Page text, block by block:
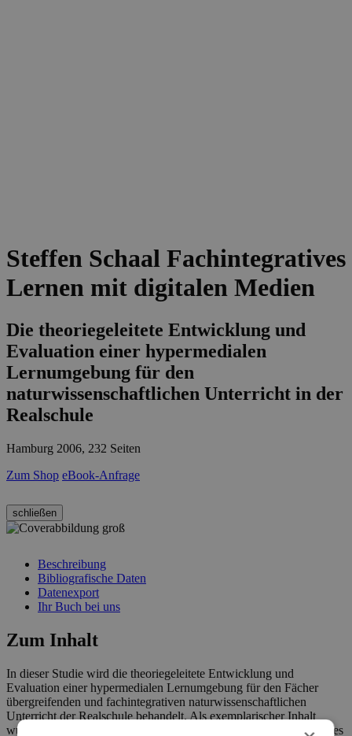
Steffen Schaal Fachintegratives
Lernen mit digitalen Medien
Die theoriegeleitete Entwicklung und
Evaluation einer hypermedialen
Lernumgebung für den
naturwissenschaftlichen Unterricht in der
Realschule
Hamburg 2006, 232 Seiten
Zum Shop eBook-Anfrage
schließen
Beschreibung
Bibliografische Daten
Datenexport
Ihr Buch bei uns
Zum Inhalt
In dieser Studie wird die theoriegeleitete Entwicklung und
Evaluation einer hypermedialen Lernumgebung für den Fächer
übergreifenden und fachintegrativen naturwissenschaftlichen
Unterricht der Realschule behandelt. Als exemplarischer Inhalt
wurde das naturwissenschaftliche Basiskonzept der Energie und des